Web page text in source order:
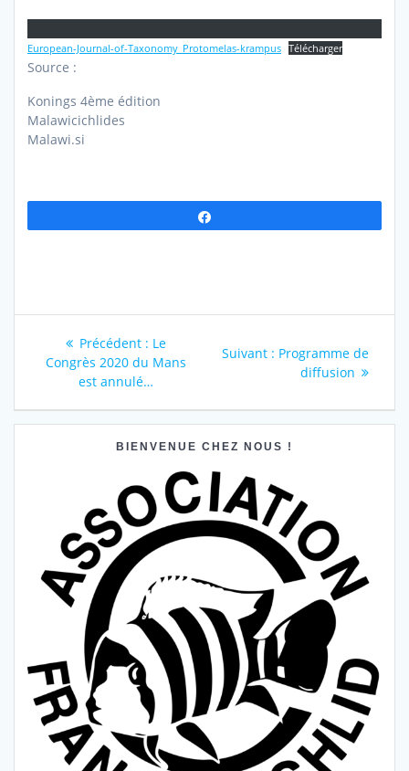
European-Journal-of-Taxonomy_Protomelas-krampus Télécharger
Source :
Konings 4ème édition
Malawicichlides
Malawi.si
Navigation
de
l’article
Précédent : Article
précédent
:
Le
Congrès 2020 du Mans
est annulé…
Suivant : Article
suivant
Programme de
diffusion
BIENVENUE CHEZ NOUS !